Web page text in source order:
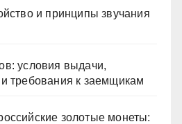
и принципы звучания
условия выдачи,
требования к заемщикам
золотые монеты: